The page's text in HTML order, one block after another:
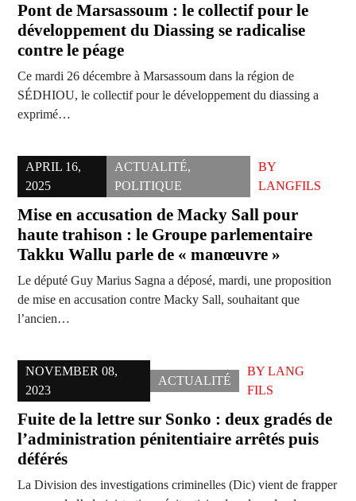
Pont de Marsassoum : le collectif pour le
développement du Diassing se radicalise
contre le péage
Ce mardi 26 décembre à Marsassoum dans la région de
SÉDHIOU, le collectif pour le développement du diassing a
exprimé…
APRIL 16,
2025
ACTUALITÉ,
POLITIQUE
BY
LANGFILS
Mise en accusation de Macky Sall pour
haute trahison : le Groupe parlementaire
Takku Wallu parle de « manœuvre »
Le député Guy Marius Sagna a déposé, mardi, une proposition
de mise en accusation contre Macky Sall, souhaitant que
l’ancien…
NOVEMBER 08,
2023
ACTUALITÉ
BY LANG
FILS
Fuite de la lettre sur Sonko : deux gradés de
l’administration pénitentiaire arrêtés puis
déférés
La Division des investigations criminelles (Dic) vient de frapper